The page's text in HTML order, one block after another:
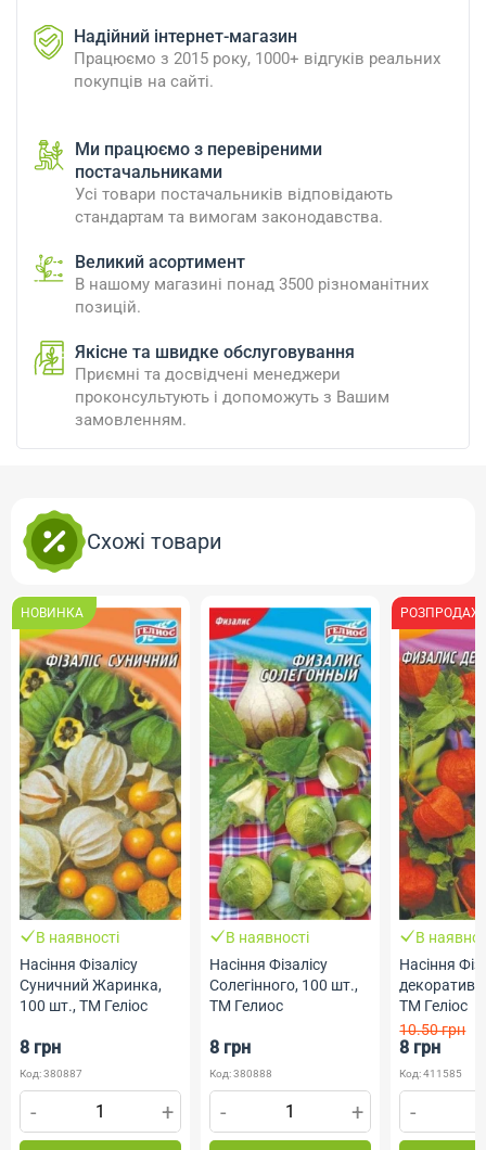
Надійний інтернет-магазин
Працюємо з 2015 року, 1000+ відгуків реальних
покупців на сайті.
Ми працюємо з перевіреними
постачальниками
Усі товари постачальників відповідають
стандартам та вимогам законодавства.
Великий асортимент
В нашому магазині понад 3500 різноманітних
позицій.
Якісне та швидке обслуговування
Приємні та досвідчені менеджери
проконсультують і допоможуть з Вашим
замовленням.
Схожі товари
НОВИНКА
В наявності
Насіння Фізалісу
Суничний Жаринка,
100 шт., ТМ Геліос
8 грн
Код: 380887
- +
В наявності
Насіння Фізалісу
Солегінного, 100 шт.,
ТМ Гелиос
8 грн
Код: 380888
- +
РОЗПРОДАЖ
В
Насіння
ТМ Геліос
10.50 грн
8 грн
Код: 411585
-